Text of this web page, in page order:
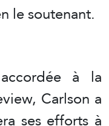
le soutenant.
à la
Carlson a
ses efforts à